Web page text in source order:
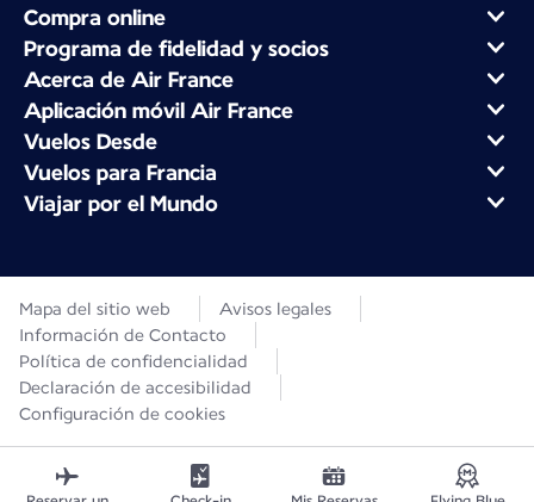
Compra online
Programa de fidelidad y socios
Acerca de Air France
Aplicación móvil Air France
Vuelos Desde
Vuelos para Francia
Viajar por el Mundo
Mapa del sitio web
Avisos legales
Información de Contacto
Política de confidencialidad
Declaración de accesibilidad
Configuración de cookies